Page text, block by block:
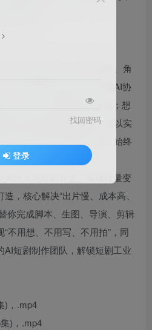
独斗效率低下，脚本创作、角
，耗时耗力还出片慢；不懂AI协
工工作，浪费AI工具价值；想
准化流程和交付标准，难以实
投入成本高却回报甚微，始终
想入局短剧赛道、实现批量变
，核心解决“出片慢、成本高、
你完成脚本、生图、导演、剪辑
不用想、不用写、不用拍”，同
AI短剧制作团队，解锁短剧工业
)，.mp4
)，.mp4
找回密码
登录